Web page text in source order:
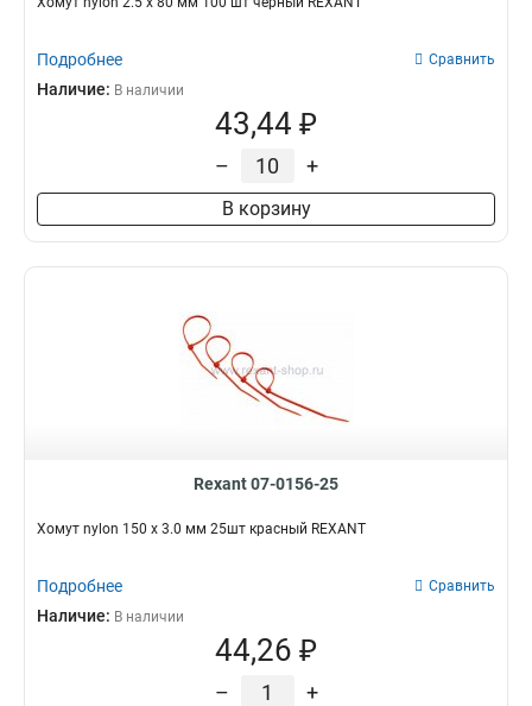
Подробнее Сравнить
Наличие: В наличии
43,44 ₽
– +
В корзину
Rexant 07-0156-25
Хомут nylon 150 х 3.0 мм 25шт красный REXANT
Подробнее Сравнить
Наличие: В наличии
44,26 ₽
– +